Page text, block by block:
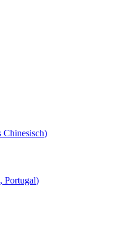
Chinesisch)
Portugal)